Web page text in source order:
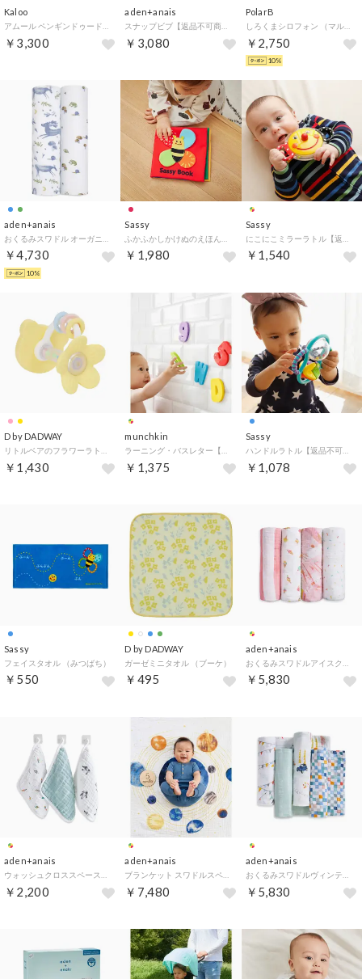
Kaloo
￥3,300
aden+anais
￥3,080
PolarB
しろくまシロフォン （マルチカラー）
￥2,750
10%
aden+anais
￥4,730
10%
Sassy
￥1,980
Sassy
￥1,540
D by DADWAY
￥1,430
munchkin
￥1,375
Sassy
ハンドルラトル【返品不可商品】 （ブルー）
￥1,078
Sassy
フェイスタオル （みつばち）
￥550
D by DADWAY
ガーゼミニタオル （ブーケ）
￥495
aden+anais
￥5,830
aden+anais
￥2,200
aden+anais
￥7,480
aden+anais
￥5,830